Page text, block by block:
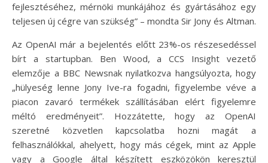
fejlesztéséhez, mérnöki munkájához és gyártásához egy
teljesen új cégre van szükség” – mondta Sir Jony és Altman.
Az OpenAI már a bejelentés előtt 23%-os részesedéssel
bírt a startupban. Ben Wood, a CCS Insight vezető
elemzője a BBC Newsnak nyilatkozva hangsúlyozta, hogy
„hülyeség lenne Jony Ive-ra fogadni, figyelembe véve a
piacon zavaró termékek szállításában elért figyelemre
méltó eredményeit”. Hozzátette, hogy az OpenAI
szeretné közvetlen kapcsolatba hozni magát a
felhasználókkal, ahelyett, hogy más cégek, mint az Apple
vagy a Google által készített eszközökön keresztül